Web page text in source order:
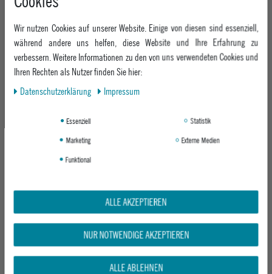
UVP 159,95 €
109,95 €
UVP 199,95 €
ab 99,95 €
-19%
MAZINE DAMEN WINTERJACKE BASIC
PADDED PARKA
BLACK
UVP 179,95 €
ab 144,95 €
MAZINE DAMEN WINTERJACKE BASIC
PADDED PARKA
BOTTLE
UVP 179,95 €
ab 144,95 €
Wir nutzen Cookies auf unserer Website. Einige von diesen sind essenziell,
während andere uns helfen, diese Website und Ihre Erfahrung zu
verbessern. Weitere Informationen zu den von uns verwendeten Cookies und
Ihren Rechten als Nutzer finden Sie hier:
Daten­schutz­erklärung
Impressum
Essenziell
Statistik
Marketing
Externe Medien
Funktional
ALLE AKZEPTIEREN
NUR NOTWENDIGE AKZEPTIEREN
ALLE ABLEHNEN